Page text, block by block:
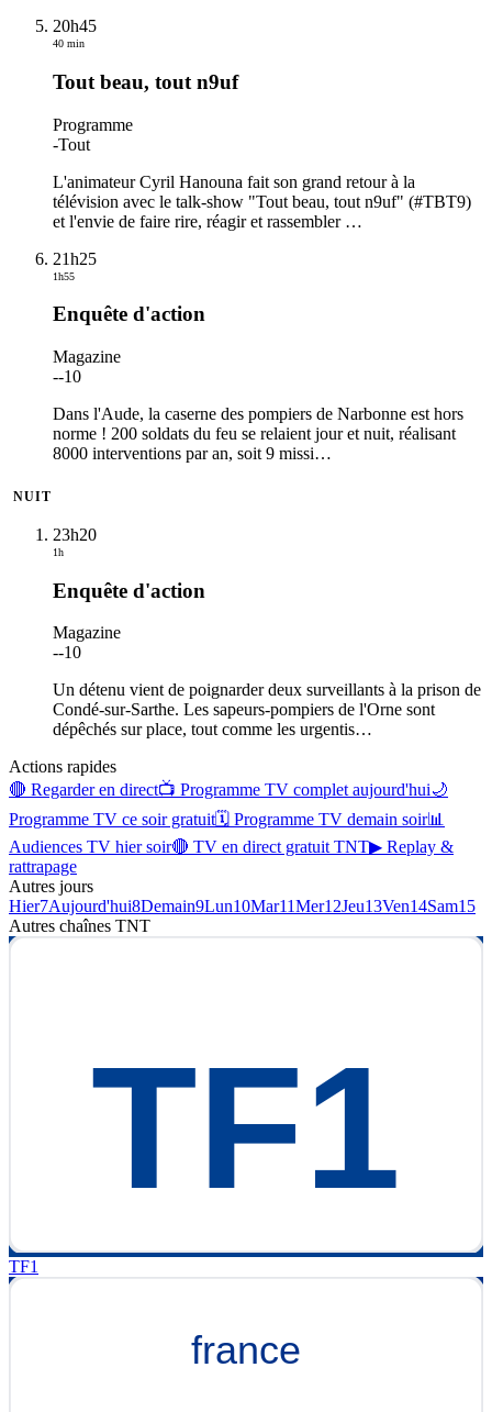
20h45
40 min
Tout beau, tout n9uf
Programme
-Tout
L'animateur Cyril Hanouna fait son grand retour à la
télévision avec le talk-show "Tout beau, tout n9uf" (#TBT9)
et l'envie de faire rire, réagir et rassembler …
21h25
1h55
Enquête d'action
Magazine
--10
Dans l'Aude, la caserne des pompiers de Narbonne est hors
norme ! 200 soldats du feu se relaient jour et nuit, réalisant
8000 interventions par an, soit 9 missi…
NUIT
23h20
1h
Enquête d'action
Magazine
--10
Un détenu vient de poignarder deux surveillants à la prison de
Condé-sur-Sarthe. Les sapeurs-pompiers de l'Orne sont
dépêchés sur place, tout comme les urgentis…
Actions rapides
🔴 Regarder en direct📺 Programme TV complet aujourd'hui🌙
Programme TV ce soir gratuit🗓 Programme TV demain soir📊
Audiences TV hier soir🔴 TV en direct gratuit TNT▶ Replay &
rattrapage
Autres jours
Hier7Aujourd'hui8Demain9Lun10Mar11Mer12Jeu13Ven14Sam15
Autres chaînes TNT
TF1